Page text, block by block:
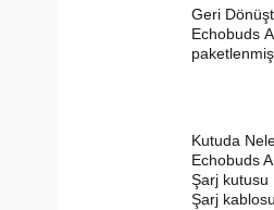
Geri
Echobuds
Kutuda
Echobuds
Şarj kutusu
Şarj